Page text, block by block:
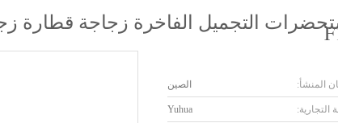
التجميل الفاخرة زجاجة قطارة
المنشأ: الصين
التجارية: Yuhua